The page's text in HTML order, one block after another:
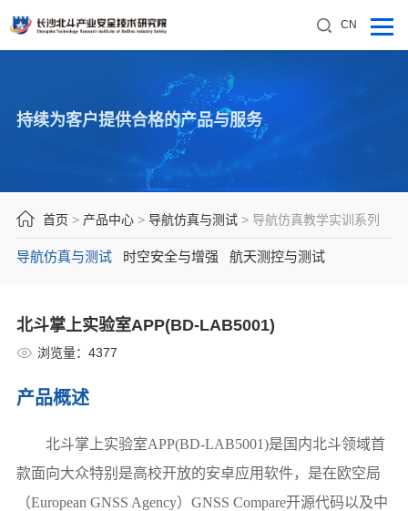
CN
持续为客户提供合格的产品与服务
首页 > 产品中心> 导航仿真与测试> 导航仿真教学实训系列
导航仿真与测试 时空安全与增强 航天测控与测试
北斗掌上实验室APP(BD-LAB5001)
浏览量： 4377
产品概述
北斗掌上实验室APP(BD-LAB5001)是国内北斗领域首
款面向大众特别是高校开放的安卓应用软件，是在欧空局
（European GNSS Agency）GNSS Compare开源代码以及中